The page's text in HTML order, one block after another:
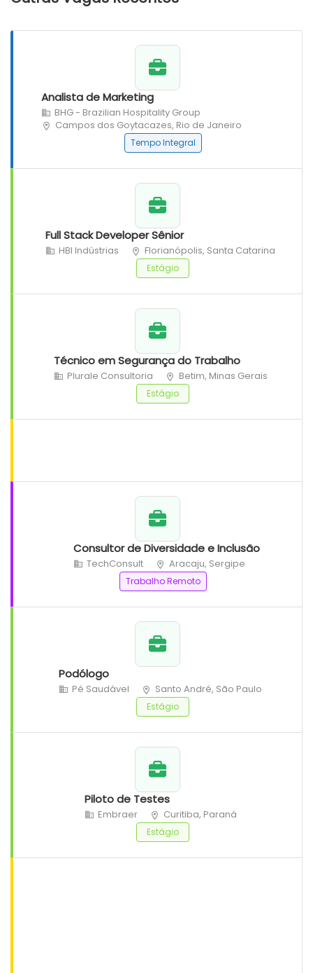
Analista de Marketing
BHG - Brazilian Hospitality Group
Campos dos Goytacazes, Rio de Janeiro
Tempo Integral
Full Stack Developer Sênior
HBI Indústrias Florianópolis, Santa Catarina
Estágio
Técnico em Segurança do Trabalho
Plurale Consultoria Betim, Minas Gerais
Estágio
Consultor de Diversidade e Inclusão
TechConsult Aracaju, Sergipe
Trabalho Remoto
Podólogo
Pé Saudável Santo André, São Paulo
Estágio
Piloto de Testes
Embraer Curitiba, Paraná
Estágio